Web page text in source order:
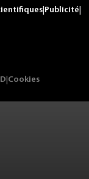
Publicité
Cookies